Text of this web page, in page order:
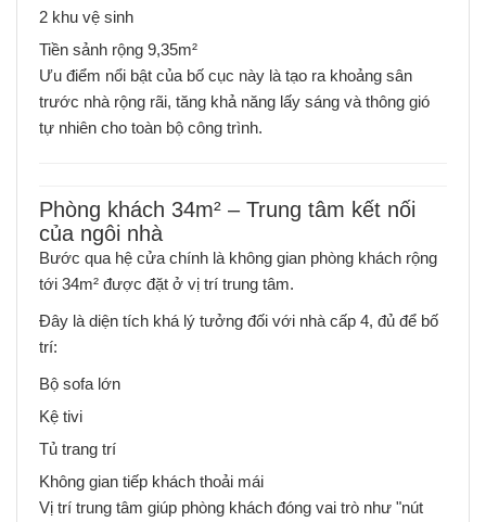
2 khu vệ sinh
Tiền sảnh rộng 9,35m²
Ưu điểm nổi bật của bố cục này là tạo ra khoảng sân
trước nhà rộng rãi, tăng khả năng lấy sáng và thông gió
tự nhiên cho toàn bộ công trình.
Phòng khách 34m² – Trung tâm kết nối
của ngôi nhà
Bước qua hệ cửa chính là không gian phòng khách rộng
tới 34m² được đặt ở vị trí trung tâm.
Đây là diện tích khá lý tưởng đối với nhà cấp 4, đủ để bố
trí:
Bộ sofa lớn
Kệ tivi
Tủ trang trí
Không gian tiếp khách thoải mái
Vị trí trung tâm giúp phòng khách đóng vai trò như "nút